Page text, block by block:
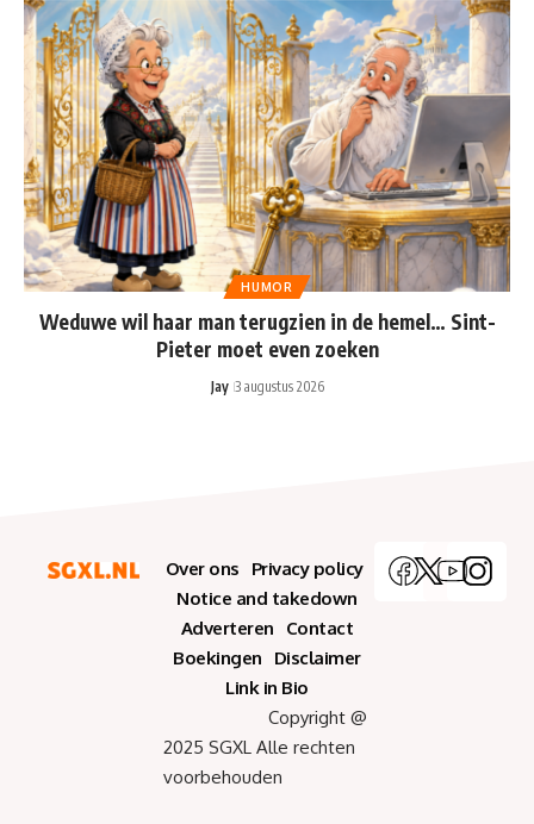
HUMOR
Weduwe wil haar man terugzien in de hemel… Sint-
Pieter moet even zoeken
Jay 3 augustus 2026
Over ons
Privacy policy
Notice and takedown
Adverteren
Contact
Boekingen
Disclaimer
Link in Bio
Copyright @
2025 SGXL Alle rechten
voorbehouden